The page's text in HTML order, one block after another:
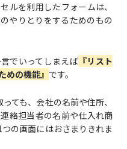
ルを利用したフォームは、
やりとりをするためのもの
でいってしまえば 『リスト
めの機能』 です。
ても、会社の名前や住所、
絡担当者の名前や仕入れ商
の画面にはおさまりきれま